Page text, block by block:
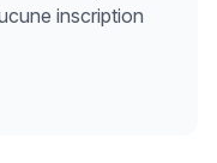
inscription